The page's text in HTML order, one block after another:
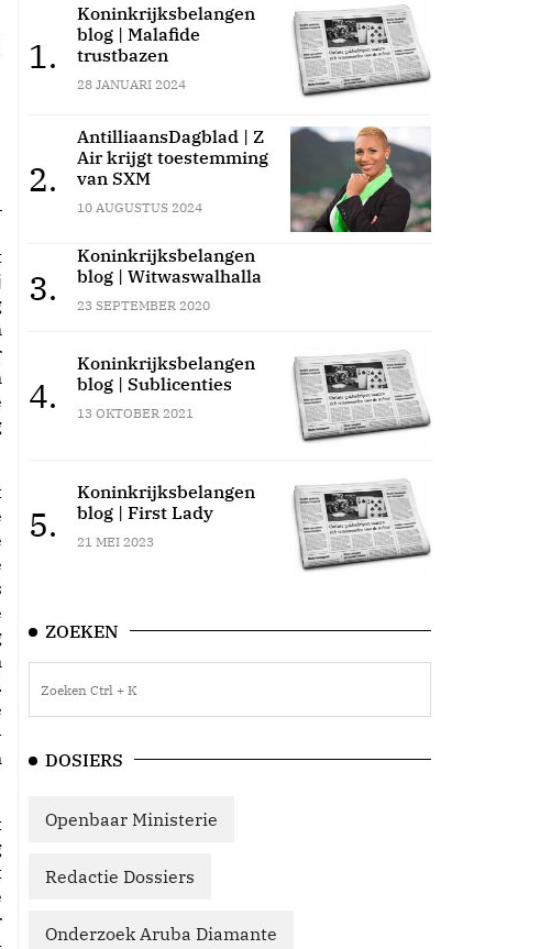
1.
Koninkrijksbelangen
blog | Malafide
trustbazen
28 JANUARI 2024
2.
AntilliaansDagblad | Z
Air krijgt toestemming
van SXM
10 AUGUSTUS 2024
3.
Koninkrijksbelangen
blog | Witwaswalhalla
23 SEPTEMBER 2020
4.
Koninkrijksbelangen
blog | Sublicenties
13 OKTOBER 2021
5.
Koninkrijksbelangen
blog | First Lady
21 MEI 2023
ZOEKEN
DOSIERS
Openbaar Ministerie
Redactie Dossiers
Onderzoek Aruba Diamante